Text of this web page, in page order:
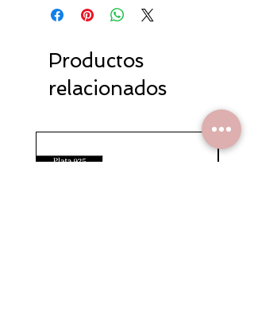
Productos
relacionados